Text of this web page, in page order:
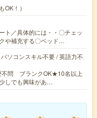
OK！）
ト／具体的には・・〇チェッ
や補充する〇ベッド…
ソコンスキル不要 / 英語力不
不問 ブランクOK★10名以上
しでも興味があ…